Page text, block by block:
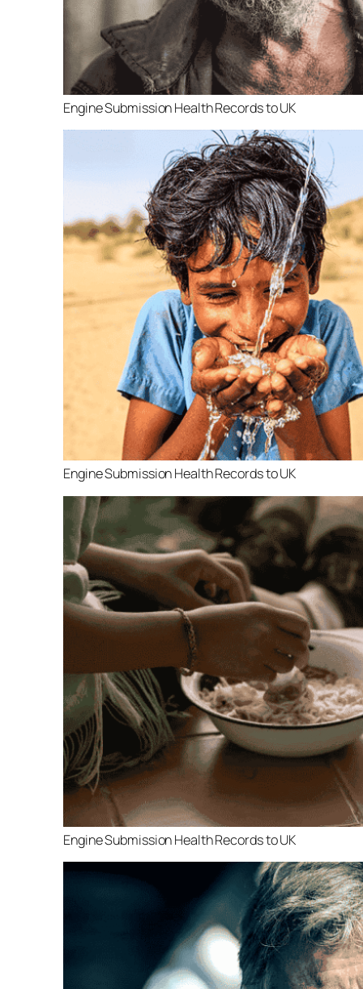
Engine Submission Health Records to UK
Engine Submission Health Records to UK
Engine Submission Health Records to UK